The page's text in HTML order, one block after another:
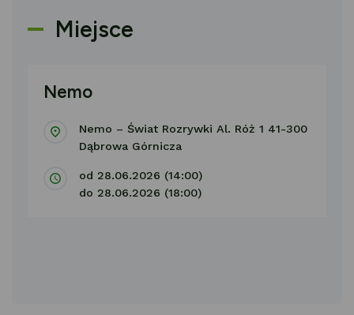
Miejsce
Nemo
Nemo – Świat Rozrywki Al. Róż 1 41-300
Dąbrowa Górnicza
od 28.06.2026 (14:00)
do 28.06.2026 (18:00)